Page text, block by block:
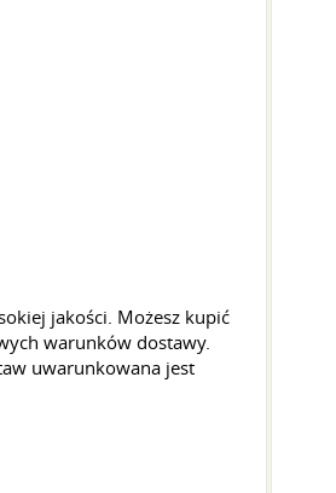
jakości. Możesz kupić
warunków dostawy.
uwarunkowana jest